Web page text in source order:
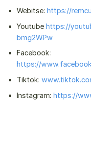
Webitse: https://
Youtube https://
bmg2WPw
Facebook:
https://
Tiktok:
Instagram: https://